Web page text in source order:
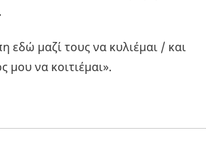
μαζί τους να κυλιέμαι / και
να κοιτιέμαι».